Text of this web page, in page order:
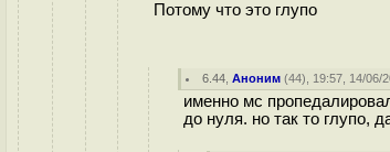
Потому что это глупо
6.44 ,Аноним (44), 19:57, 14/06/
именно мс
до нуля. но так то глупо,